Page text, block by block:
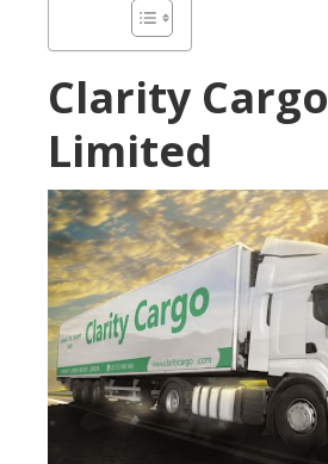
Clarity Cargo
Limited